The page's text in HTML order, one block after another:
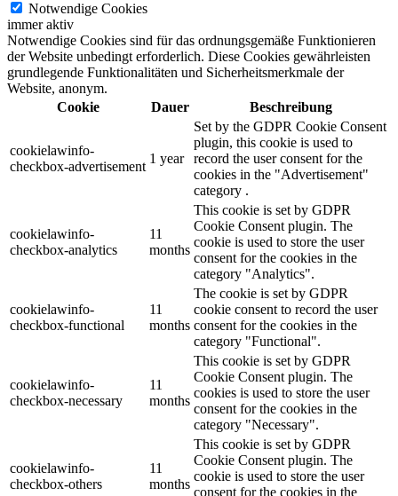
Notwendige Cookies
immer aktiv
Notwendige Cookies sind für das ordnungsgemäße Funktionieren
der Website unbedingt erforderlich. Diese Cookies gewährleisten
grundlegende Funktionalitäten und Sicherheitsmerkmale der
Website, anonym.
Cookie
Dauer Beschreibung
cookielawinfo-
checkbox-advertisement
1 year
Set by the GDPR Cookie Consent
plugin, this cookie is used to
record the user consent for the
cookies in the "Advertisement"
category .
cookielawinfo-
checkbox-analytics
11
months
This cookie is set by GDPR
Cookie Consent plugin. The
cookie is used to store the user
consent for the cookies in the
category "Analytics".
cookielawinfo-
checkbox-functional
11
months
The cookie is set by GDPR
cookie consent to record the user
consent for the cookies in the
category "Functional".
cookielawinfo-
checkbox-necessary
11
months
This cookie is set by GDPR
Cookie Consent plugin. The
cookies is used to store the user
consent for the cookies in the
category "Necessary".
cookielawinfo-
checkbox-others
11
months
This cookie is set by GDPR
Cookie Consent plugin. The
cookie is used to store the user
consent for the cookies in the